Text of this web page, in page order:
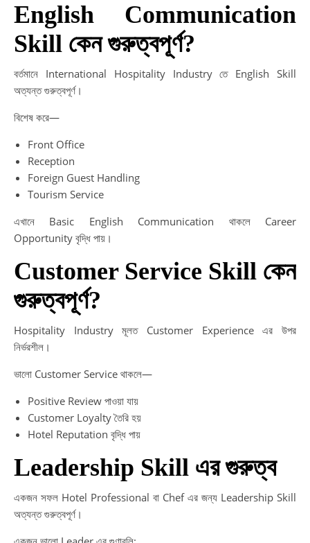
English Communication
Skill কেন গুরুত্বপূর্ণ?
বর্তমানে International Hospitality Industry তে English Skill
অত্যন্ত গুরুত্বপূর্ণ।
বিশেষ করে—
Front Office
Reception
Foreign Guest Handling
Tourism Service
এখানে Basic English Communication থাকলে Career
Opportunity বৃদ্ধি পায়।
Customer Service Skill কেন
গুরুত্বপূর্ণ?
Hospitality Industry মূলত Customer Experience এর উপর
নির্ভরশীল।
ভালো Customer Service থাকলে—
Positive Review পাওয়া যায়
Customer Loyalty তৈরি হয়
Hotel Reputation বৃদ্ধি পায়
Leadership Skill এর গুরুত্ব
একজন সফল Hotel Professional বা Chef এর জন্য Leadership Skill
অত্যন্ত গুরুত্বপূর্ণ।